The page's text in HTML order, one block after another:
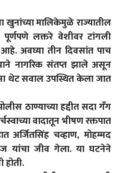
मालिकेमुळे राज्यातील
लक्तरे वेशीवर टांगली
आहे. अवघ्या तीन दिवसांत पाच
नागरिक संतप्त झाले असून
थेट सवाल उपस्थित केला जात
ठाण्याच्या हद्दीत सदा गँग
वादातून भीषण रक्तपात
अर्जितसिंह चव्हाण, मोहम्मद
जीव गेला. या घटनेने